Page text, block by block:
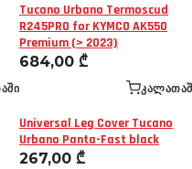
Tucano Urbano Termoscud
R245PRO for KYMCO AK550
Premium (> 2023)
684,00 ₾
Universal Leg Cover Tucano
Urbano Panta-Fast black
267,00 ₾